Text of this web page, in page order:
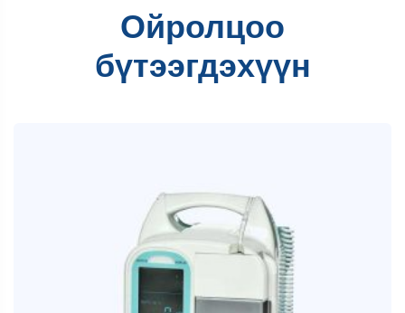
Ойролцоо
бүтээгдэхүүн